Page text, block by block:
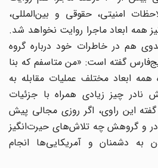
امنیتی، حقوقی و بین‌المللی،
بعد نیز همه ابعاد ماجرا روایت نخواهد شد.
هم در خاطرات خود درباره گروه
گفته است: «من متاسفم که بنا
ابعاد مختلف عملیات مقابله به
چیز زیادی همراه با جزئیات
این راوی، اگر روزی مجالی پیش
و گروهش چه تلاش‌های حیرت‌انگیز
دشمنان و آمریکایی‌ها انجام